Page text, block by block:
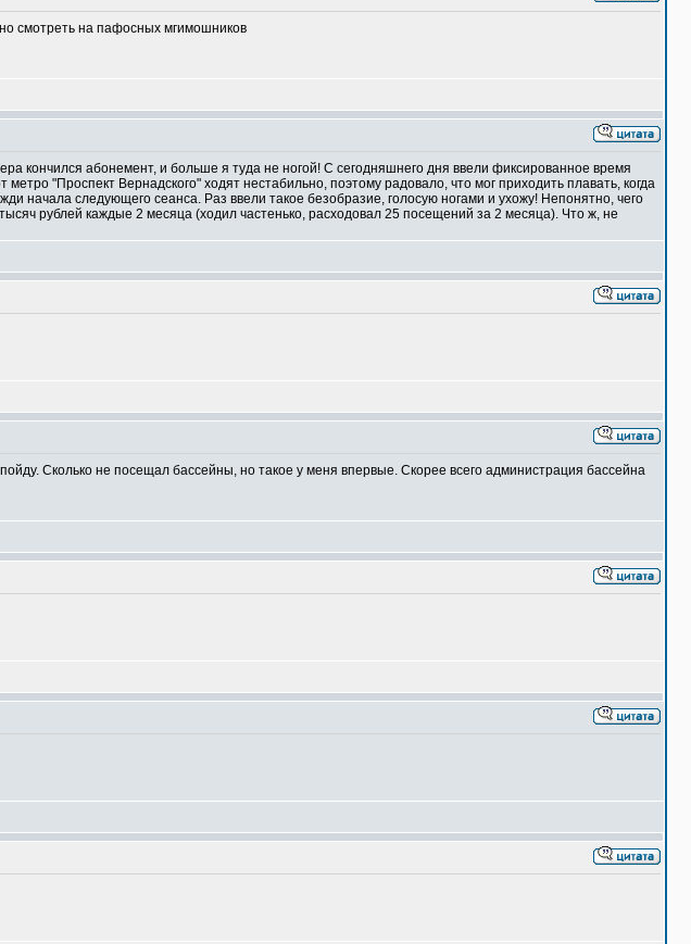
смотреть на пафосных мгимошников
кончился абонемент, и больше я туда не ногой! С сегодняшнего дня ввели фиксированное время
"Проспект Вернадского" ходят нестабильно, поэтому радовало, что мог приходить плавать, когда
начала следующего сеанса. Раз ввели такое безобразие, голосую ногами и ухожу! Непонятно, чего
рублей каждые 2 месяца (ходил частенько, расходовал 25 посещений за 2 месяца). Что ж, не
Сколько не посещал бассейны, но такое у меня впервые. Скорее всего администрация бассейна